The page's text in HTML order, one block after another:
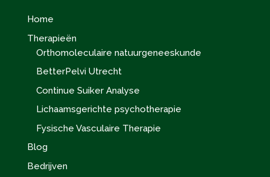
Home
Therapieën
Orthomoleculaire natuurgeneeskunde
BetterPelvi Utrecht
Continue Suiker Analyse
Lichaamsgerichte psychotherapie
Fysische Vasculaire Therapie
Blog
Bedrijven